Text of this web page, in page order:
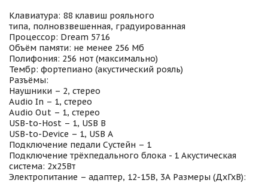
Клавиатура: 88 клавиш рояльного
типа, полновзвешенная, градуированная
Процессор: Dream 5716
Объём памяти: не менее 256 Мб
Полифония: 256 нот (максимально)
Тембр: фортепиано (акустический рояль)
Разъёмы:
Наушники – 2, стерео
Audio In – 1, стерео
Audio Out – 1, стерео
USB-to-Host – 1, USB B
USB-to-Device – 1, USB A
Подключение педали Сустейн – 1
Подключение трёхпедального блока - 1 Акустическая
система: 2х25Вт
Электропитание – адаптер, 12-15В, 3А Размеры (ДхГхВ):